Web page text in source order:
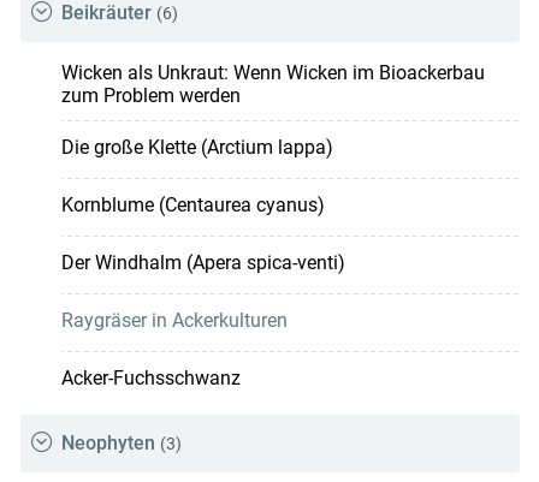
Beikräuter (6)
Wicken als Unkraut: Wenn Wicken im Bioackerbau
zum Problem werden
Die große Klette (Arctium lappa)
Kornblume (Centaurea cyanus)
Der Windhalm (Apera spica-venti)
Raygräser in Ackerkulturen
Acker-Fuchsschwanz
Neophyten (3)